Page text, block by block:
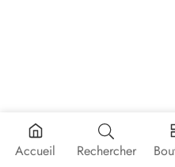
Accueil Rechercher